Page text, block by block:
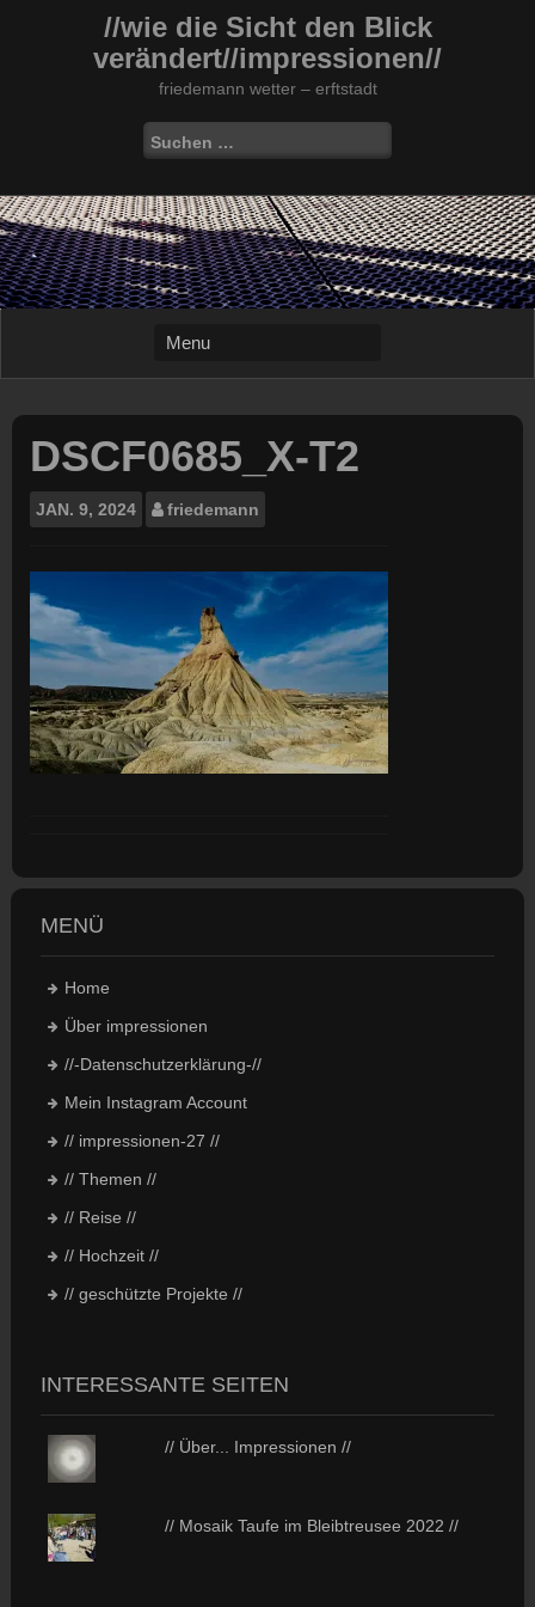
//wie die Sicht den Blick
verändert//impressionen//
friedemann wetter – erftstadt
Suchen
nach:
DSCF0685_X-T2
JAN. 9, 2024 friedemann
MENÜ
Home
Über impressionen
//-Datenschutzerklärung-//
Mein Instagram Account
// impressionen-27 //
// Themen //
// Reise //
// Hochzeit //
// geschützte Projekte //
INTERESSANTE SEITEN
// Über... Impressionen //
// Mosaik Taufe im Bleibtreusee 2022 //